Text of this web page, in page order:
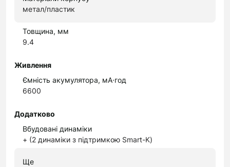
метал/пластик
Товщина, мм
9.4
Живлення
Ємність акумулятора, мА·год
6600
Додатково
Вбудовані динаміки
+ (2 динаміки з підтримкою Smart-K)
Ще